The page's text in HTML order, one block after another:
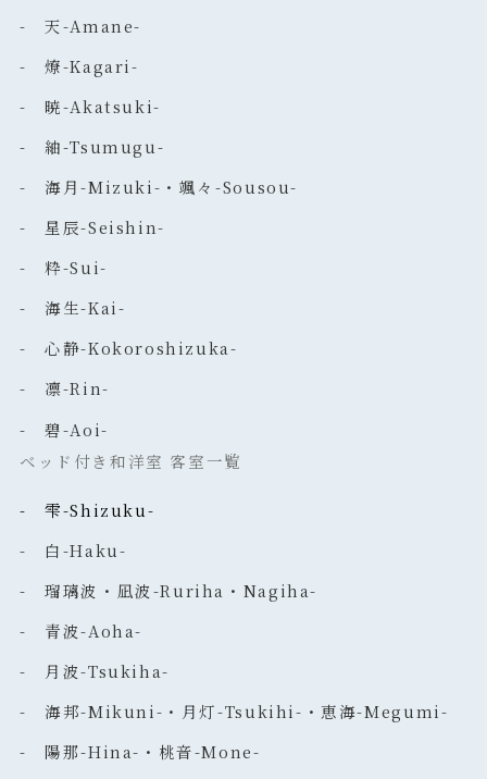
- 天-Amane-
- 燎-Kagari-
- 暁-Akatsuki-
- 紬-Tsumugu-
- 海月-Mizuki-・颯々-Sousou-
- 星辰-Seishin-
- 粋-Sui-
- 海生-Kai-
- 心静-Kokoroshizuka-
- 凛-Rin-
- 碧-Aoi-
ベッド付き和洋室 客室一覧
- 雫-Shizuku-
- 白-Haku-
- 瑠璃波・凪波-Ruriha・Nagiha-
- 青波-Aoha-
- 月波-Tsukiha-
- 海邦-Mikuni-・月灯-Tsukihi-・恵海-Megumi-
- 陽那-Hina-・桃音-Mone-